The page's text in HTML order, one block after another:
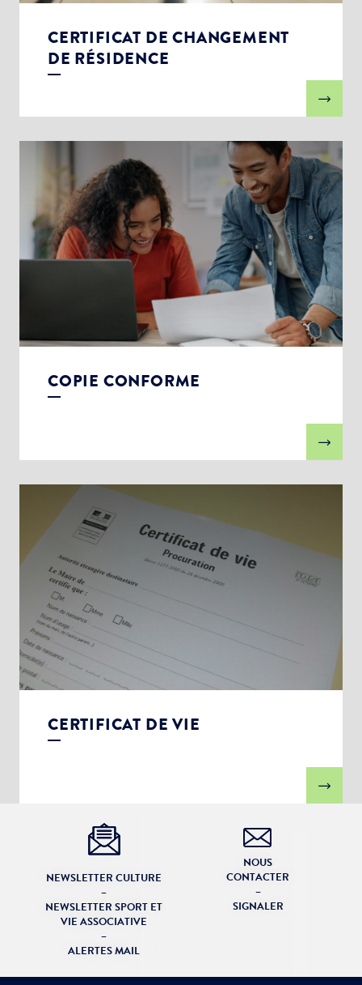
CERTIFICAT DE CHANGEMENT
DE RÉSIDENCE
COPIE CONFORME
CERTIFICAT DE VIE
NEWSLETTER CULTURE
–
NEWSLETTER SPORT ET
VIE ASSOCIATIVE
–
ALERTES MAIL
NOUS
CONTACTER
–
SIGNALER